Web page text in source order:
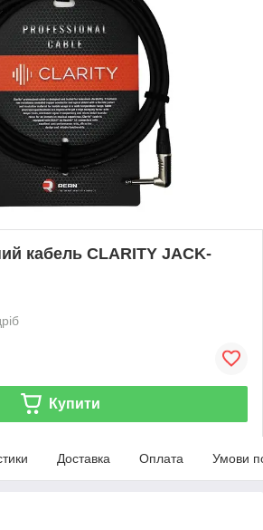
кабель CLARITY JACK-
Купити
Доставка Оплата Умови